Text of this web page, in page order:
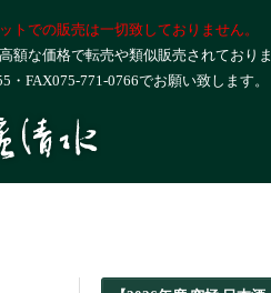
トでの販売は一切致しておりません。
額な価格で転売や類似販売されており
・FAX075-771-0766でお願い致します。